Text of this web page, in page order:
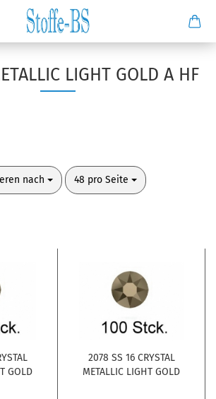
LIGHT GOLD A HF
nach
nach 48 pro Seite
pro Seite
GOLD
2078 SS 16 CRYSTAL
METALLIC LIGHT GOLD